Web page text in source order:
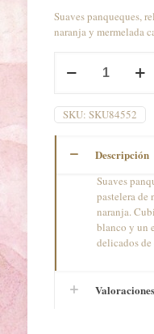
Suaves panqueques,
naranja y mermelada
Naranja
Personas
cantidad
SKU: SKU84552
Descripción
Suaves
pastelera de
naranja.
blanco y un
delicados
Valoraciones